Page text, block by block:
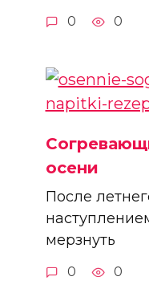
0 0
осени
После
мерзнуть
0 0